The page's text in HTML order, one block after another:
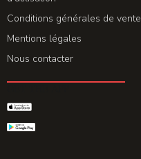
Conditions générales de vente
Mentions légales
Nous contacter